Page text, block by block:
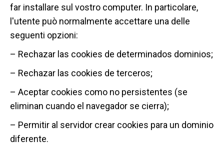
far installare sul vostro computer. In particolare,
l'utente può normalmente accettare una delle
seguenti opzioni:
– Rechazar las cookies de determinados dominios;
– Rechazar las cookies de terceros;
– Aceptar cookies como no persistentes (se
eliminan cuando el navegador se cierra);
– Permitir al servidor crear cookies para un dominio
diferente.